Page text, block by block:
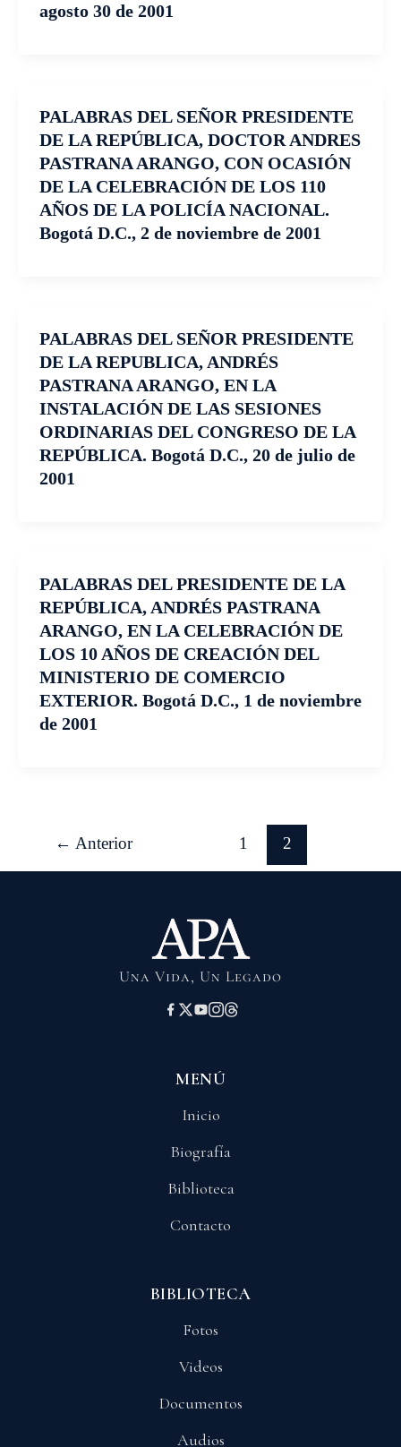
agosto 30 de 2001
PALABRAS DEL SEÑOR PRESIDENTE
DE LA REPÚBLICA, DOCTOR ANDRES
PASTRANA ARANGO, CON OCASIÓN
DE LA CELEBRACIÓN DE LOS 110
AÑOS DE LA POLICÍA NACIONAL.
Bogotá D.C., 2 de noviembre de 2001
PALABRAS DEL SEÑOR PRESIDENTE
DE LA REPUBLICA, ANDRÉS
PASTRANA ARANGO, EN LA
INSTALACIÓN DE LAS SESIONES
ORDINARIAS DEL CONGRESO DE LA
REPÚBLICA. Bogotá D.C., 20 de julio de
2001
PALABRAS DEL PRESIDENTE DE LA
REPÚBLICA, ANDRÉS PASTRANA
ARANGO, EN LA CELEBRACIÓN DE
LOS 10 AÑOS DE CREACIÓN DEL
MINISTERIO DE COMERCIO
EXTERIOR. Bogotá D.C., 1 de noviembre
de 2001
← Anterior 1 2
Una Vida, Un Legado
MENÚ
Inicio
Biografía
Biblioteca
Contacto
BIBLIOTECA
Fotos
Videos
Documentos
Audios